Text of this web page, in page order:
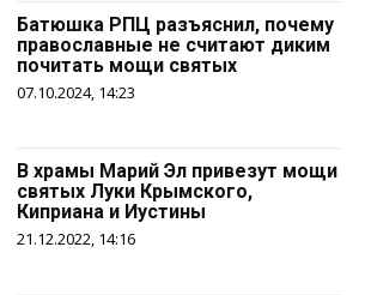
Батюшка РПЦ разъяснил, почему
православные не считают диким
почитать мощи святых
07.10.2024, 14:23
В храмы Марий Эл привезут мощи
святых Луки Крымского,
Киприана и Иустины
21.12.2022, 14:16